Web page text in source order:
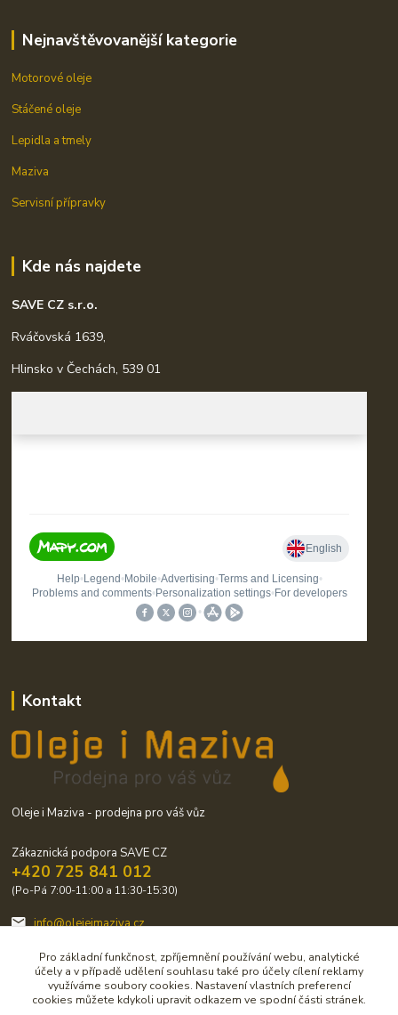
Nejnavštěvovanější kategorie
Motorové oleje
Stáčené oleje
Lepidla a tmely
Maziva
Servisní přípravky
Kde nás najdete
SAVE CZ s.r.o.
Rváčovská 1639,
Hlinsko v Čechách, 539 01
Kontakt
Oleje i Maziva - prodejna pro váš vůz
Zákaznická podpora SAVE CZ
+420 725 841 012
(Po-Pá 7:00-11:00 a 11:30-15:30)
info@olejeimaziva.cz
Pro základní funkčnost, zpříjemnění používání webu, analytické
účely a v případě udělení souhlasu také pro účely cílení reklamy
využíváme soubory cookies. Nastavení vlastních preferencí
cookies můžete kdykoli upravit odkazem ve spodní části stránek.